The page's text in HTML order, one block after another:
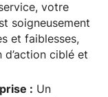
votre
soigneusement
et faiblesses,
d’action ciblé et
: Un